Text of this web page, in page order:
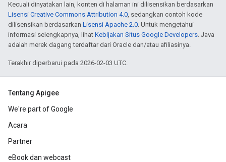
Kecuali dinyatakan lain, konten di halaman ini dilisensikan berdasarkan
Lisensi Creative Commons Attribution 4.0, sedangkan contoh kode
dilisensikan berdasarkan Lisensi Apache 2.0. Untuk mengetahui
informasi selengkapnya, lihat Kebijakan Situs Google Developers. Java
adalah merek dagang terdaftar dari Oracle dan/atau afiliasinya.
Terakhir diperbarui pada 2026-02-03 UTC.
Tentang Apigee
We're part of Google
Acara
Partner
eBook dan webcast